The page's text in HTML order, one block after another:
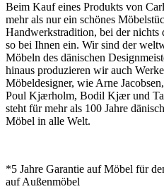
Beim Kauf eines Produkts von
mehr als nur ein schönes
Handwerkstradition, bei der
so bei Ihnen ein. Wir sind der
Möbeln des dänischen
hinaus produzieren wir auch
Möbeldesigner, wie Arne
Poul Kjærholm, Bodil Kjær und
steht für mehr als 100 Jahre
Möbel in alle Welt.
*5 Jahre Garantie auf Möbel für
auf Außenmöbel